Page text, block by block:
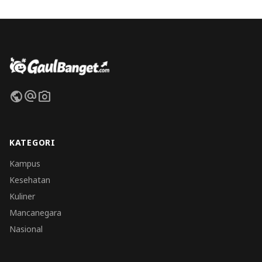
publicalternate_emailphoto_camera
KATEGORI
Kampus
Kesehatan
Kuliner
Mancanegara
Nasional